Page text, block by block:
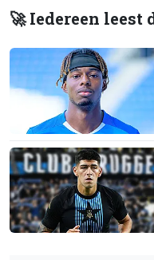
🚀 Iedereen leest